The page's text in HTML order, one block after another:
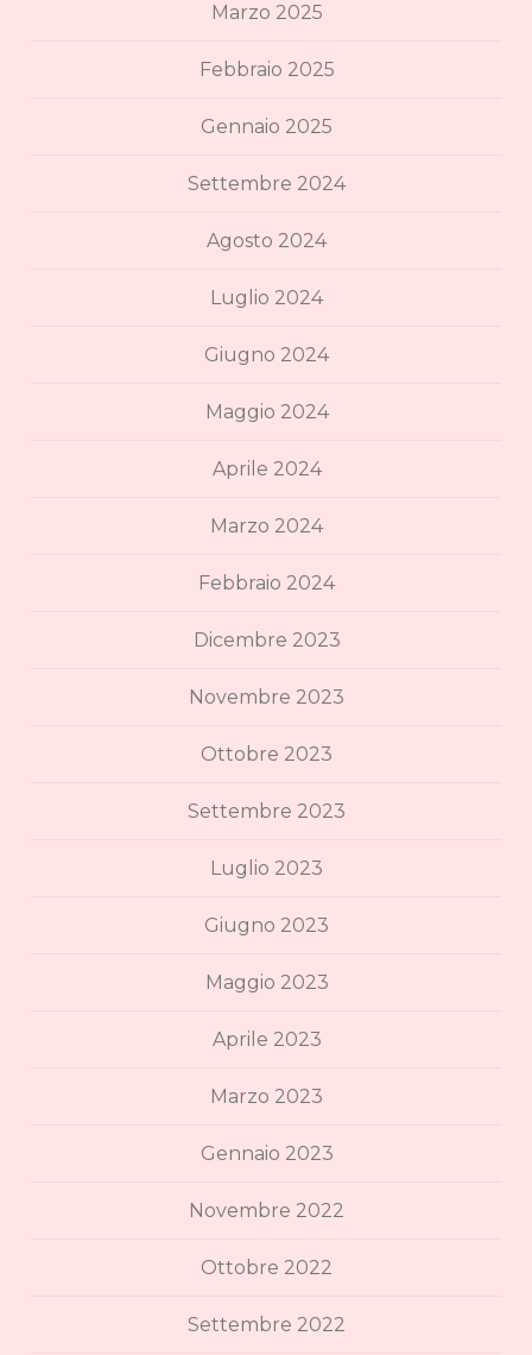
Marzo 2025
Febbraio 2025
Gennaio 2025
Settembre 2024
Agosto 2024
Luglio 2024
Giugno 2024
Maggio 2024
Aprile 2024
Marzo 2024
Febbraio 2024
Dicembre 2023
Novembre 2023
Ottobre 2023
Settembre 2023
Luglio 2023
Giugno 2023
Maggio 2023
Aprile 2023
Marzo 2023
Gennaio 2023
Novembre 2022
Ottobre 2022
Settembre 2022